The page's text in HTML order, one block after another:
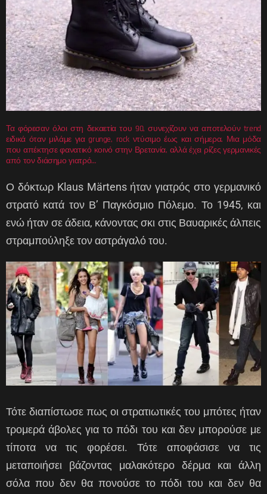
Τα φόρεσαν όλοι στη δεκαετία του 90, συνεχίζουν να αποτελούν trend
ειδικά όταν μιλάμε για grunge, rock ντύσιμο έως και σήμερα. Μια μόδα
που απέκτησε φανατικό κοινό στην Βρετανία, αλλά έχει ρίζες γερμανικές
από τον διάσημο γιατρό…
Ο δόκτωρ Klaus Märtens ήταν γιατρός στο γερμανικό
στρατό κατά τον Β’ Παγκόσμιο Πόλεμο. Το 1945, και
ενώ ήταν σε άδεια, κάνοντας σκι στις Βαυαρικές άλπεις
στραμπούληξε τον αστράγαλό του.
Τότε διαπίστωσε πως οι στρατιωτικές του μπότες ήταν
τρομερά άβολες για το πόδι του και δεν μπορούσε με
τίποτα να τις φορέσει. Τότε αποφάσισε να τις
μεταποιήσει βάζοντας μαλακότερο δέρμα και άλλη
σόλα που δεν θα πονούσε το πόδι του και δεν θα